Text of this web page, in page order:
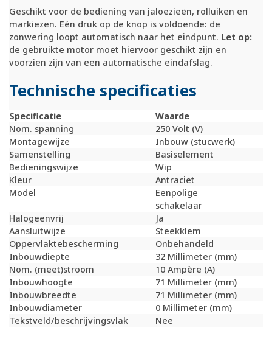
Geschikt voor de bediening van jaloezieën, rolluiken en
markiezen. Eén druk op de knop is voldoende: de
zonwering loopt automatisch naar het eindpunt. Let op:
de gebruikte motor moet hiervoor geschikt zijn en
voorzien zijn van een automatische eindafslag.
Technische specificaties
Specificatie
Waarde
Nom. spanning
250 Volt (V)
Montagewijze
Inbouw (stucwerk)
Samenstelling
Basiselement
Bedieningswijze
Wip
Kleur
Antraciet
Model
Eenpolige
schakelaar
Halogeenvrij
Ja
Aansluitwijze
Steekklem
Oppervlaktebescherming
Onbehandeld
Inbouwdiepte
32 Millimeter (mm)
Nom. (meet)stroom
10 Ampère (A)
Inbouwhoogte
71 Millimeter (mm)
Inbouwbreedte
71 Millimeter (mm)
Inbouwdiameter
0 Millimeter (mm)
Tekstveld/beschrijvingsvlak
Nee